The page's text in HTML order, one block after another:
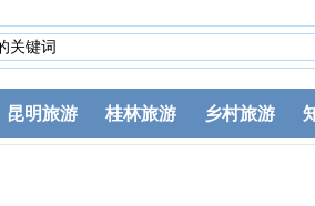
昆明旅游 桂林旅游 乡村旅游